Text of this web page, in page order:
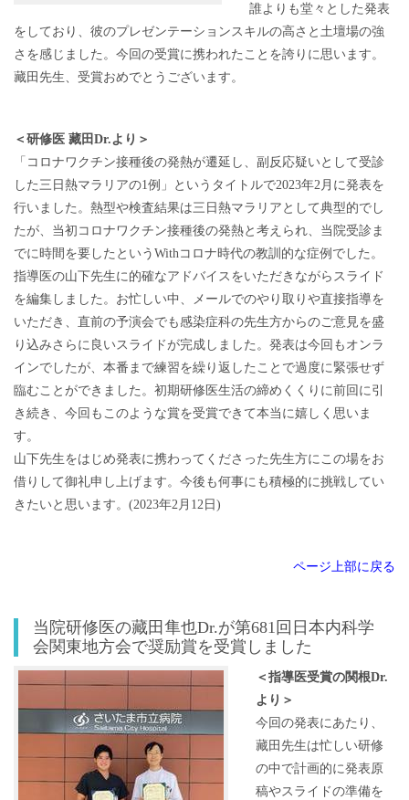
誰よりも堂々とした発表
をしており、彼のプレゼンテーションスキルの高さと土壇場の強
さを感じました。今回の受賞に携われたことを誇りに思います。
藏田先生、受賞おめでとうございます。
＜研修医 藏田Dr.より＞
「コロナワクチン接種後の発熱が遷延し、副反応疑いとして受診
した三日熱マラリアの1例」というタイトルで2023年2月に発表を
行いました。熱型や検査結果は三日熱マラリアとして典型的でし
たが、当初コロナワクチン接種後の発熱と考えられ、当院受診ま
でに時間を要したというWithコロナ時代の教訓的な症例でした。
指導医の山下先生に的確なアドバイスをいただきながらスライド
を編集しました。お忙しい中、メールでのやり取りや直接指導を
いただき、直前の予演会でも感染症科の先生方からのご意見を盛
り込みさらに良いスライドが完成しました。発表は今回もオンラ
インでしたが、本番まで練習を繰り返したことで過度に緊張せず
臨むことができました。初期研修医生活の締めくくりに前回に引
き続き、今回もこのような賞を受賞できて本当に嬉しく思いま
す。
山下先生をはじめ発表に携わってくださった先生方にこの場をお
借りして御礼申し上げます。今後も何事にも積極的に挑戦してい
きたいと思います。(2023年2月12日)
ページ上部に戻る
当院研修医の藏田隼也Dr.が第681回日本内科学
会関東地方会で奨励賞を受賞しました
＜指導医受賞の関根Dr.
より＞
今回の発表にあたり、
藏田先生は忙しい研修
の中で計画的に発表原
稿やスライドの準備を